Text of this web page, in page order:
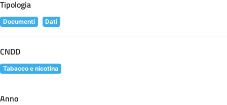
Tipologia
Documenti Dati
CNDD
Tabacco e nicotina
Anno